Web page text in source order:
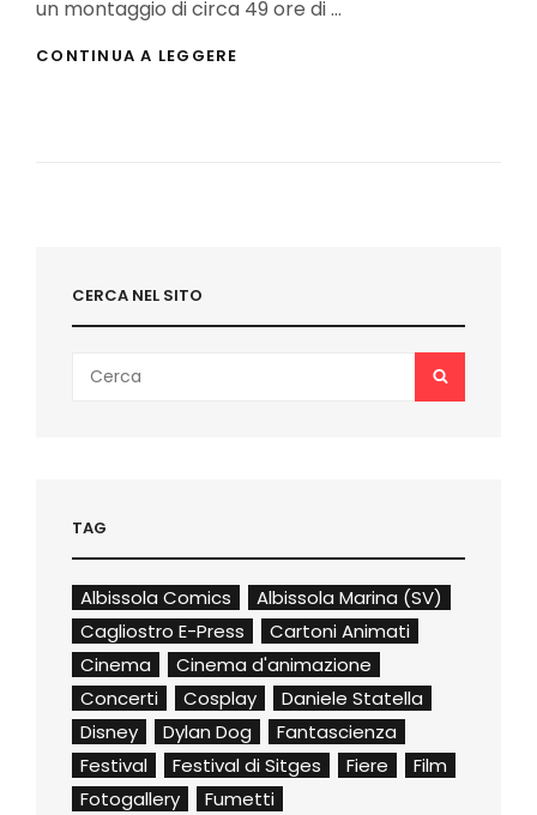
un montaggio di circa 49 ore di …
CONTINUA A LEGGERE
CERCA NEL SITO
for:
SEARCH
TAG
Albissola Comics
Albissola Marina (SV)
Cagliostro E-Press
Cartoni Animati
Cinema
Cinema d'animazione
Concerti
Cosplay
Daniele Statella
Disney
Dylan Dog
Fantascienza
Festival
Festival di Sitges Fiere
Film
Fotogallery
Fumetti